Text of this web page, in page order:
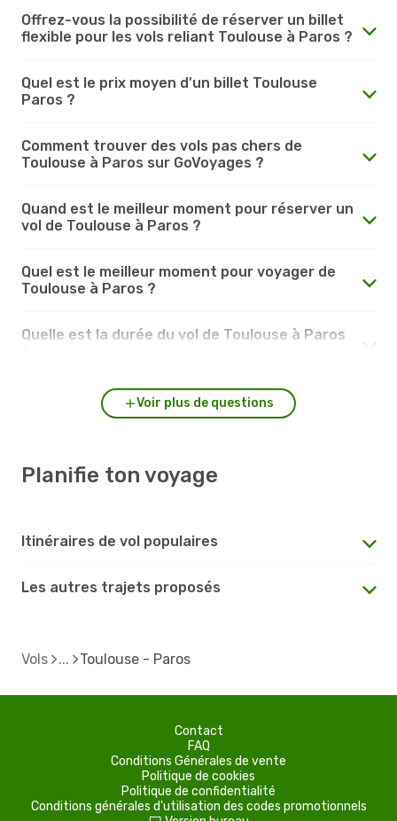
Offrez-vous la possibilité de réserver un billet
flexible pour les vols reliant Toulouse à Paros ?
Quel est le prix moyen d'un billet Toulouse
Paros ?
Comment trouver des vols pas chers de
Toulouse à Paros sur GoVoyages ?
Quand est le meilleur moment pour réserver un
vol de Toulouse à Paros ?
Quel est le meilleur moment pour voyager de
Toulouse à Paros ?
Quelle est la durée du vol de Toulouse à Paros
Voir plus de questions
Planifie ton voyage
Itinéraires de vol populaires
Les autres trajets proposés
Vols Toulouse - Paros
Contact
FAQ
Conditions Générales de vente
Politique de cookies
Politique de confidentialité
Conditions générales d'utilisation des codes promotionnels